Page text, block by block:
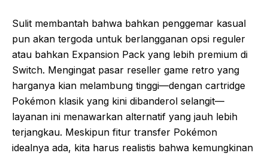
Sulit membantah bahwa bahkan penggemar kasual
pun akan tergoda untuk berlangganan opsi reguler
atau bahkan Expansion Pack yang lebih premium di
Switch. Mengingat pasar reseller game retro yang
harganya kian melambung tinggi—dengan cartridge
Pokémon klasik yang kini dibanderol selangit—
layanan ini menawarkan alternatif yang jauh lebih
terjangkau. Meskipun fitur transfer Pokémon
idealnya ada, kita harus realistis bahwa kemungkinan